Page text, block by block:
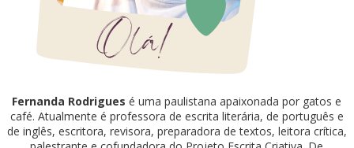
Fernanda Rodrigues é uma paulistana apaixonada por gatos e
café. Atualmente é professora de escrita literária, de português e
de inglês, escritora, revisora, preparadora de textos, leitora crítica,